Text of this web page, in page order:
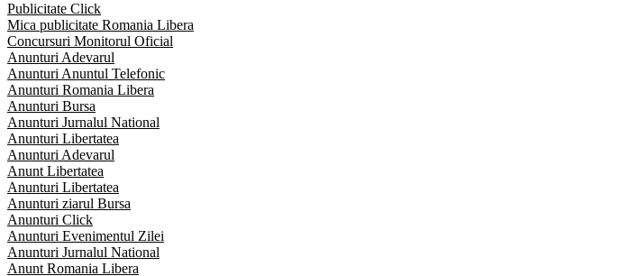
Publicitate Click
Mica publicitate Romania Libera
Concursuri Monitorul Oficial
Anunturi Adevarul
Anunturi Anuntul Telefonic
Anunturi Romania Libera
Anunturi Bursa
Anunturi Jurnalul National
Anunturi Libertatea
Anunturi Adevarul
Anunt Libertatea
Anunturi Libertatea
Anunturi ziarul Bursa
Anunturi Click
Anunturi Evenimentul Zilei
Anunturi Jurnalul National
Anunt Romania Libera